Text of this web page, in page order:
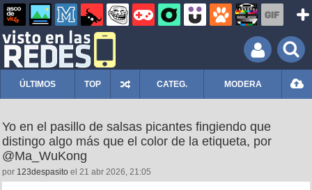
ÚLTIMOS TOP CATEG. MODERA
Yo en el pasillo de salsas picantes fingiendo que
distingo algo más que el color de la etiqueta, por
@Ma_WuKong
por 123despasito el 21 abr 2026, 21:05